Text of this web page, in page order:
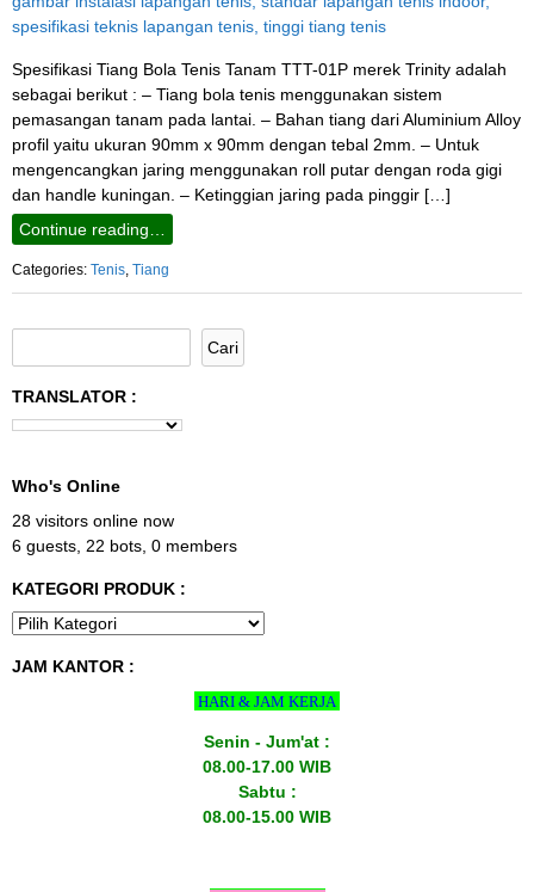
Spesifikasi Tiang Bola Tenis Tanam TTT-01P merek Trinity adalah
sebagai berikut : – Tiang bola tenis menggunakan sistem
pemasangan tanam pada lantai. – Bahan tiang dari Aluminium Alloy
profil yaitu ukuran 90mm x 90mm dengan tebal 2mm. – Untuk
mengencangkan jaring menggunakan roll putar dengan roda gigi
dan handle kuningan. – Ketinggian jaring pada pinggir […]
Continue reading…
Categories: Tenis Tiang
TRANSLATOR :
Who's Online
28 visitors online now
6 guests, 22 bots, 0 members
KATEGORI PRODUK :
JAM KANTOR :
HARI & JAM KERJA
Senin - Jum'at :
08.00-17.00 WIB
Sabtu :
08.00-15.00 WIB